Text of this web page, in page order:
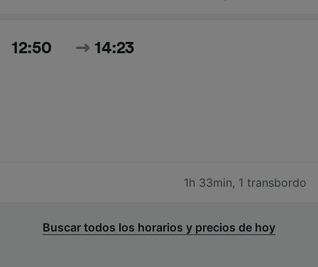
12:50 14:23
1h 33min, 1 transbordo
Buscar todos los horarios y precios de hoy